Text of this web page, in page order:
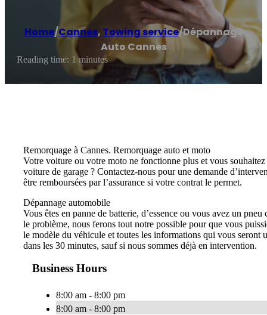
Home/Cannes, Towing service/Dépannage
Auto Cannes
Reading time: 1 minutes
Remorquage à Cannes. Remorquage auto et moto
Votre voiture ou votre moto ne fonctionne plus et vous
voiture de garage ? Contactez-nous pour une demande
être remboursées par l’assurance si votre contrat le permet.
Dépannage automobile
Vous êtes en panne de batterie, d’essence ou vous avez un
le problème, nous ferons tout notre possible pour que vous
le modèle du véhicule et toutes les informations qui vous
dans les 30 minutes, sauf si nous sommes déjà en intervention.
Business Hours
8:00 am - 8:00 pm
8:00 am - 8:00 pm